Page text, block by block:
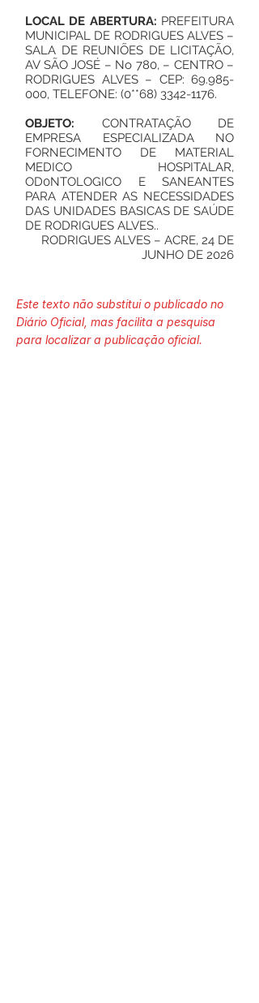
LOCAL DE ABERTURA: PREFEITURA
MUNICIPAL DE RODRIGUES ALVES –
SALA DE REUNIÕES DE LICITAÇÃO,
AV SÃO JOSÉ – No 780, – CENTRO –
RODRIGUES ALVES – CEP: 69.985-
000, TELEFONE: (0**68) 3342-1176.
OBJETO: CONTRATAÇÃO DE
EMPRESA ESPECIALIZADA NO
FORNECIMENTO DE MATERIAL
MEDICO HOSPITALAR,
OD0NTOLOGICO E SANEANTES
PARA ATENDER AS NECESSIDADES
DAS UNIDADES BASICAS DE SAÚDE
DE RODRIGUES ALVES..
RODRIGUES ALVES – ACRE, 24 DE
JUNHO DE 2026
Este texto não substitui o publicado no
Diário Oficial, mas facilita a pesquisa
para localizar a publicação oficial.